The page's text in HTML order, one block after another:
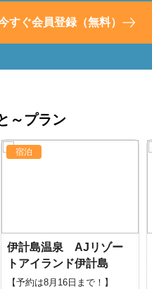
すぐ会員登録（無料）
～プラン
宿泊
伊計島温泉 AJリゾー
トアイランド伊計島
【予約は8月16日まで！】